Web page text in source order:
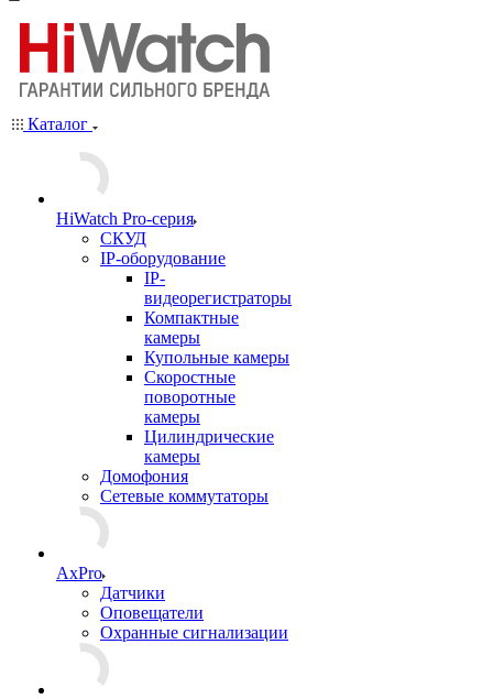
Каталог
HiWatch Pro-серия
CКУД
IP-оборудование
IP-
видеорегистраторы
Компактные
камеры
Купольные камеры
Скоростные
поворотные
камеры
Цилиндрические
камеры
Домофония
Сетевые коммутаторы
AxPro
Датчики
Оповещатели
Охранные сигнализации